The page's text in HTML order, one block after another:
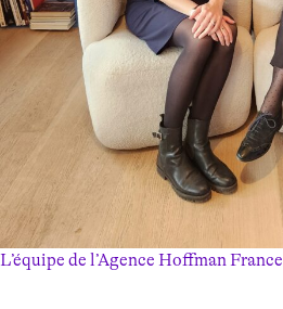
L’équipe de l’Agence Hoffman France